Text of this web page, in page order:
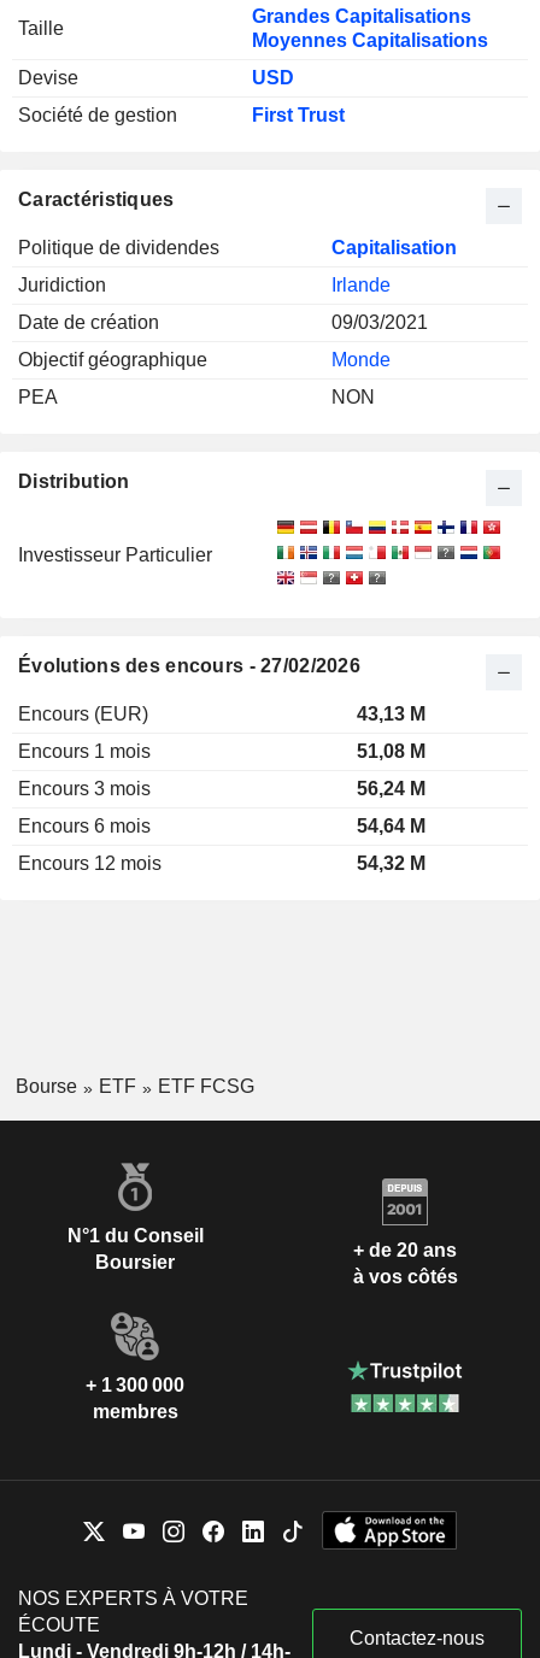
Taille
Grandes Capitalisations
Moyennes Capitalisations
Devise
USD
Société de gestion
First Trust
Caractéristiques
Politique de dividendes
Capitalisation
Juridiction
Irlande
Date de création
09/03/2021
Objectif géographique
Monde
PEA
NON
Distribution
Investisseur Particulier
Évolutions des encours - 27/02/2026
Encours (EUR)
43,13 M
Encours 1 mois
51,08 M
Encours 3 mois
56,24 M
Encours 6 mois
54,64 M
Encours 12 mois
54,32 M
Bourse ETF ETF FCSG
N°1 du Conseil
Boursier
+ de 20 ans
à vos côtés
+ 1 300 000
membres
NOS EXPERTS À VOTRE
ÉCOUTE
Lundi - Vendredi 9h-12h / 14h-
Contactez-nous